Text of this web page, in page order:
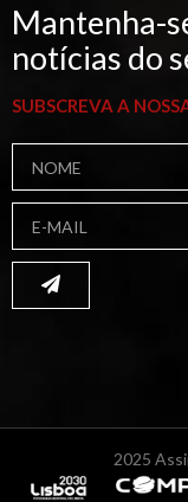
Mantenha-
notícias do
SUBSCREVA A
2025